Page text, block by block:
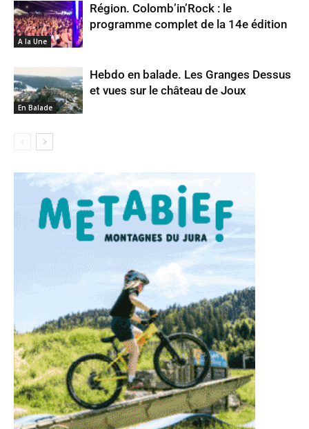
A la Une
Région. Colomb’in’Rock : le
programme complet de la 14e édition
En Balade
Hebdo en balade. Les Granges Dessus
et vues sur le château de Joux